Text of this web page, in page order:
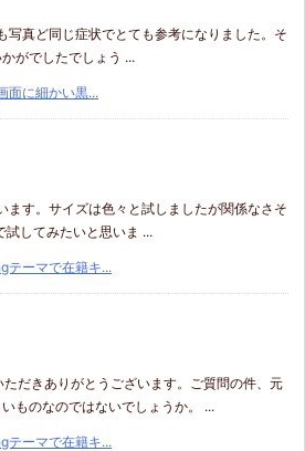
写真ど同じ症状でとても参考になりました。そ
がでしたでしょう ...
面に細かい黒...
ます。サイズは色々と試しましたが関係なさそ
してみたいと思いま ...
テーマで在籍キ...
だきありがとうございます。ご質問の件、元
ものなのではないでしょうか。 ...
テーマで在籍キ...